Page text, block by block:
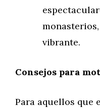
vibrante.
Consejos para
Para aquellos que